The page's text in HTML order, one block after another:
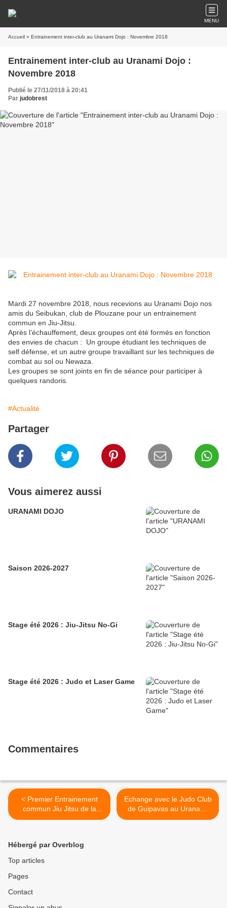
MENU
Accueil » Entrainement inter-club au Uranami Dojo : Novembre 2018
Entrainement inter-club au Uranami Dojo :
Novembre 2018
Publié le 27/11/2018 à 20:41
Par judobrest
Mardi 27 novembre 2018, nous recevions au Uranami Dojo nos
amis du Seibukan, club de Plouzane pour un entrainement
commun en Jiu-Jitsu.
Après l’échauffement, deux groupes ont été formés en fonction
des envies de chacun : Un groupe étudiant les techniques de
self défense, et un autre groupe travaillant sur les techniques de
combat au sol ou Newaza.
Les groupes se sont joints en fin de séance pour participer à
quelques randoris.
#Actualité
Partager
Vous aimerez aussi
URANAMI DOJO
Saison 2026-2027
Stage été 2026 : Jiu-Jitsu No-Gi
Stage été 2026 : Judo et Laser Game
Commentaires
< Premier Entrainement
commun Jiu Jitsu de la
saison 2018-2019
Echange avec le Judo Club
de Guipavas au Uranami
Dojo >
Hébergé par Overblog
Top articles
Pages
Contact